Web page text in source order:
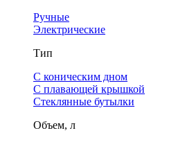
Ручные
Электрические
Тип
С коническим дном
С плавающей крышкой
Стеклянные бутылки
Объем, л